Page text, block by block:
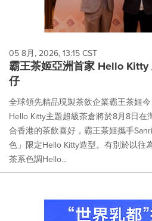
05 8月, 2026, 13:15 CST
霸王茶姬亞洲首家 Hello
仔
全球領先精品現製茶飲企業霸王茶姬
Hello Kitty主題超級茶倉將於8月8日在
合香港的茶飲喜好，霸王茶姬攜手
色」限定Hello Kitty造型。有別於以往
茶系色調Hello...